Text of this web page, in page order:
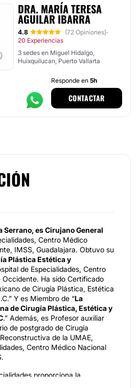
DRA. MARÍA TERESA
AGUILAR IBARRA
4.8 (72 Opiniones)·
20 Experiencias
3 sedes en Miguel Hidalgo,
Huixquilucan, Puerto Vallarta
Responde en 5h
CONTACTAR
Serrano, es Cirujano General
Centro Médico
IMSS, Guadalajara. Obtuvo su
Plástica Estética y
de Especialidades, Centro
Occidente. Ha sido Certificado
de Cirugía Plástica, Estética
Y es Miembro de “La
de Cirugía Plástica, Estética y
.” Además, es Profesor auxiliar
de postgrado de Cirugía
de la UMAE,
Centro Médico Nacional
proporciona la
o papada